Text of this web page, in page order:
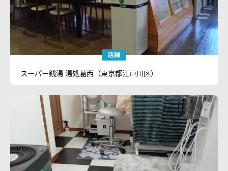
店舗
スーパー銭湯 湯処葛西（東京都江戸川区）